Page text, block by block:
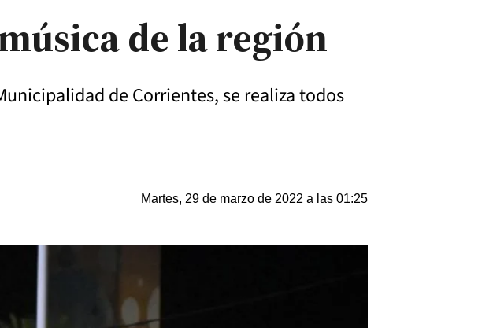
de la región
de Corrientes, se realiza todos
Martes, 29 de marzo de 2022 a las 01:25